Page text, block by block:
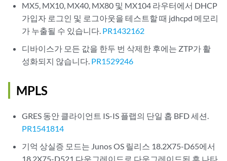
MX5, MX10, MX40, MX80 및 MX104 라우터에서 DHCP
가입자 로그인 및 로그아웃을 테스트할 때 jdhcpd 메모리
가 누출될 수 있습니다. PR1432162
디바이스가 모든 값을 한두 번 삭제한 후에는 ZTP가 활
성화되지 않습니다. PR1529246
MPLS
GRES 동안 클라이언트 IS-IS 플랩의 단일 홉 BFD 세션.
PR1541814
기억 상실증 모드는 Junos OS 릴리스 18.2X75-D65에서
18.2X75-D521 다운그레이드로 다운그레이드된 후 나타